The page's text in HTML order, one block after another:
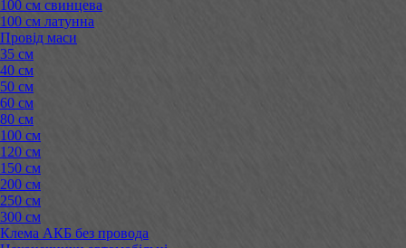
100 см свинцева
100 см латунна
Провід маси
35 см
40 см
50 см
60 см
80 см
100 см
120 см
150 см
200 см
250 см
300 см
Клема АКБ без провода